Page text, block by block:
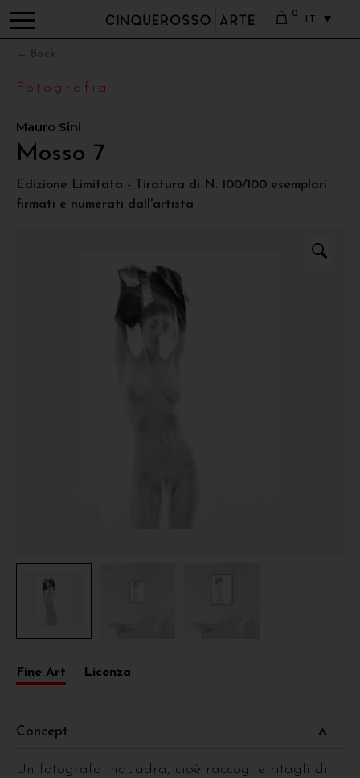
0
IT
Fotografia
Mauro Sini
Mosso 7
Edizione Limitata - Tiratura di N. 100/100 esemplari
firmati e numerati dall'artista
Fine Art Licenza
Concept
Un fotografo inquadra, cioè raccoglie ritagli di